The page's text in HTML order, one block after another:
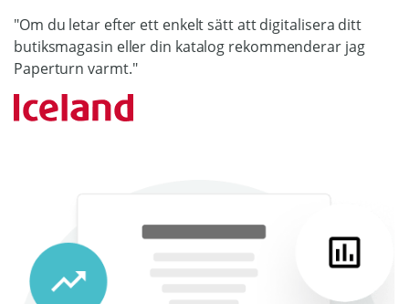
"Om du letar efter ett enkelt sätt att digitalisera ditt
butiksmagasin eller din katalog rekommenderar jag
Paperturn varmt."